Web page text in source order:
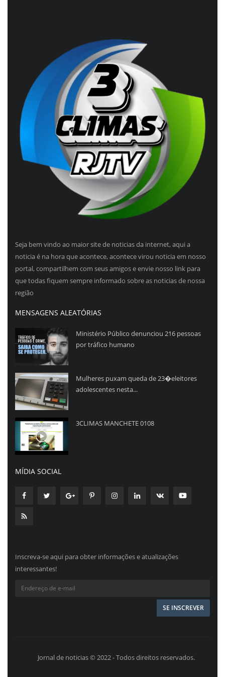
Seja bem vindo ao maior site de noticias da internet, aqui a
noticia é na hora que acontece, acontece virou noticia em nosso
portal, compartilhem com seus amigos e envie nosso link para
que todas fiquem sempre informado sobre as noticias de nossa
região
MENSAGENS ALEATÓRIAS
Ministério Público denunciou 216 pessoas
por tráfico humano
Mulheres puxam queda de 23�eleitores
adolescentes nesta...
3CLIMAS MANCHETE 0108
MÍDIA SOCIAL
Inscreva-se aqui para obter informações e atualizações
interessantes!
Jornal de noticias © 2022 - Todos direitos reservados.